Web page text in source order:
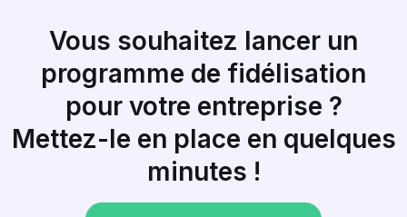
Vous souhaitez lancer un
programme de fidélisation
pour votre entreprise ?
Mettez-le en place en quelques
minutes !